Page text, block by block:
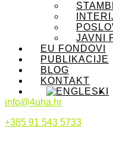
JAVNI
EU FONDOVI
PUBLIKACIJE
BLOG
KONTAKT
info@4uha.hr
+385 91 543 5733